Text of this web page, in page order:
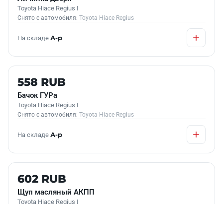
Toyota Hiace Regius I
Снято с автомобиля: Toyota Hiace Regius
На складе А-р
Б/У В НАЛИЧИИ
558 RUB
Бачок ГУРа
Toyota Hiace Regius I
Снято с автомобиля: Toyota Hiace Regius
На складе А-р
Б/У В НАЛИЧИИ
602 RUB
Щуп масляный АКПП
Toyota Hiace Regius I